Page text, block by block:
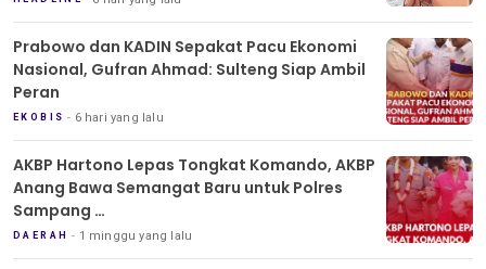
Prabowo dan KADIN Sepakat Pacu Ekonomi
Nasional, Gufran Ahmad: Sulteng Siap Ambil
Peran
EKOBIS 6 hari yang lalu
AKBP Hartono Lepas Tongkat Komando, AKBP
Anang Bawa Semangat Baru untuk Polres
Sampang
Tradisi Pedang Pora Iringi Sertijab Kapolres
Sampang
DAERAH 1 minggu yang lalu